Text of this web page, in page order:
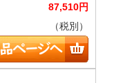
87,510円
（税別）